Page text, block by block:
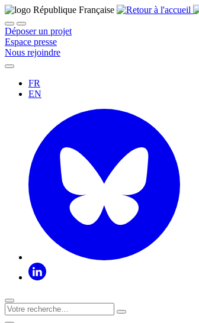
Déposer un projet
Espace presse
Nous rejoindre
FR
EN